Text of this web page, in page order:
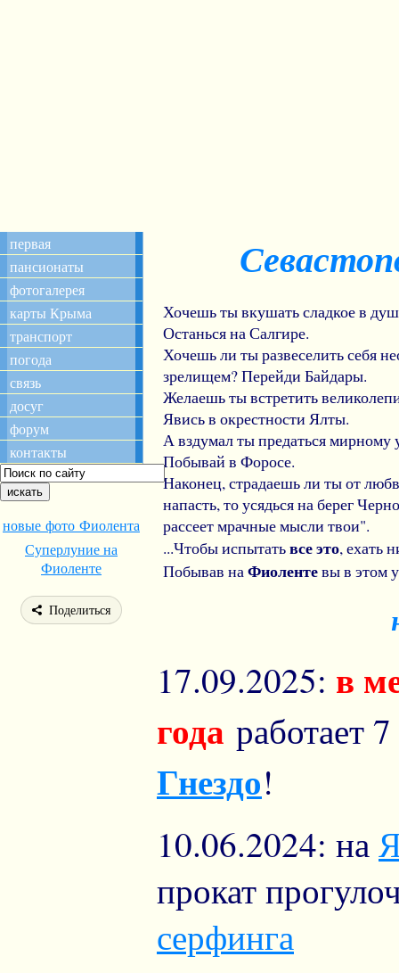
Хочешь ты вкушать сладкое в
Останься на Салгире.
Хочешь ли ты развеселить себя
зрелищем? Перейди Байдары.
Желаешь ты встретить
Явись в окрестности Ялты.
А вздумал ты предаться
Побывай в Форосе.
Наконец, страдаешь ли ты от
напасть, то усядься на берег
рассеет мрачные мысли твои".
...Чтобы испытатьвсе это, ехать
Побывав наФиолентевы в этом
17.09.2025: в
года работает
Гнездо!
10.06.2024: на
прокат
серфинга
первая
пансионаты
фотогалерея
карты Крыма
транспорт
погода
связь
досуг
форум
контакты
новые фото Фиолента
Суперлуние на
Фиоленте
Поделиться